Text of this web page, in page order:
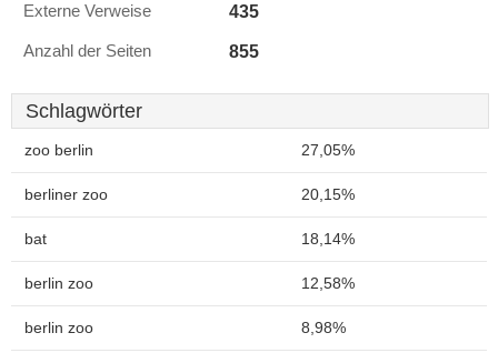
Externe Verweise 435
Anzahl der Seiten 855
Schlagwörter
zoo berlin 27,05%
berliner zoo 20,15%
bat 18,14%
berlin zoo 12,58%
berlin zoo 8,98%